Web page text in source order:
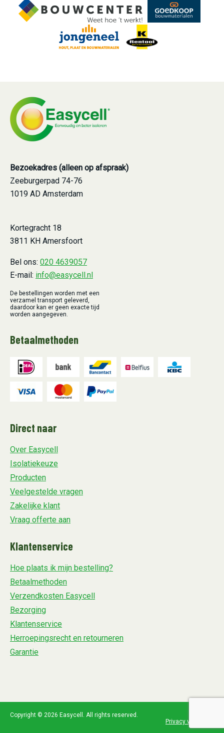
Bezoekadres (alleen op afspraak)
Zeeburgerpad 74-76
1019 AD Amsterdam
Kortegracht 18
3811 KH Amersfoort
Bel ons: 020 4639057
E-mail: info@easycell.nl
De bestellingen worden met een
verzamel transport geleverd,
daardoor kan er geen exacte tijd
worden aangegeven.
Betaalmethoden
Direct naar
Over Easycell
Isolatiekeuze
Producten
Veelgestelde vragen
Zakelijke klant
Vraag offerte aan
Klantenservice
Hoe plaats ik mijn bestelling?
Betaalmethoden
Verzendkosten Easycell
Bezorging
Klantenservice
Herroepingsrecht en retourneren
Garantie
Copyright © 2026 Easycell. All rights reserved.
Privacy verklaring